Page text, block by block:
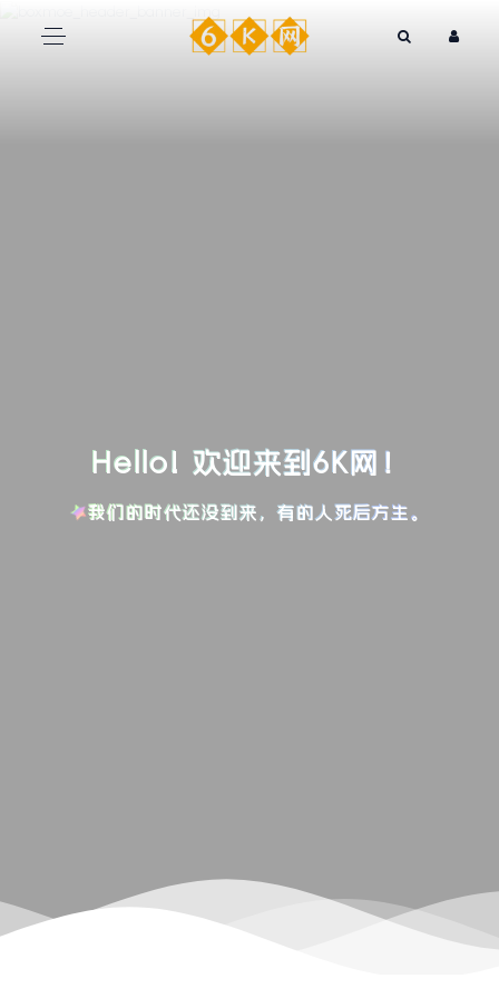
Hello! 欢迎来到6K网！
我们的时代还没到来，有的人死后方生。